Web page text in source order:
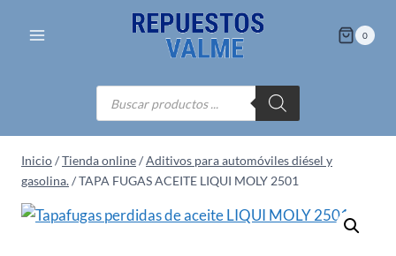
0
Búsqueda
de
productos
Inicio/Tienda online/Aditivos para automóviles diésel y
gasolina./TAPA FUGAS ACEITE LIQUI MOLY 2501